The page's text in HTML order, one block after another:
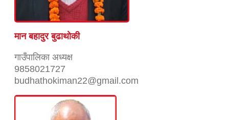
मान बहादुर बुढाथाेकी
गाउँपालिका अध्यक्ष
9858021727
budhathokiman22@gmail.com